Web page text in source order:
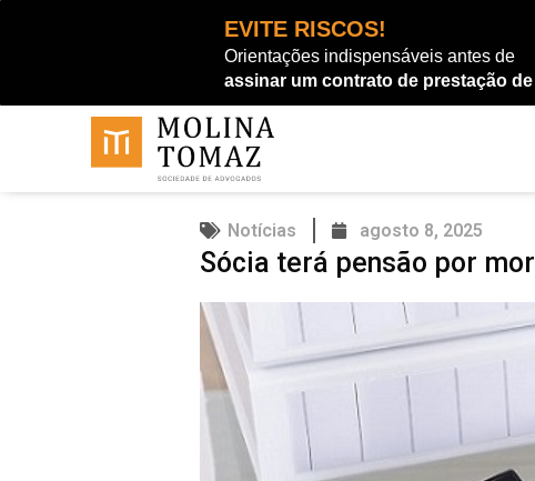
EVITE RISCOS!
Orientações indispensáveis antes de
assinar um contrato de prestação
conteúdo
Notícias agosto 8, 2025
Sócia terá pensão por